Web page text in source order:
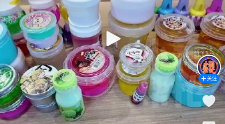
关注